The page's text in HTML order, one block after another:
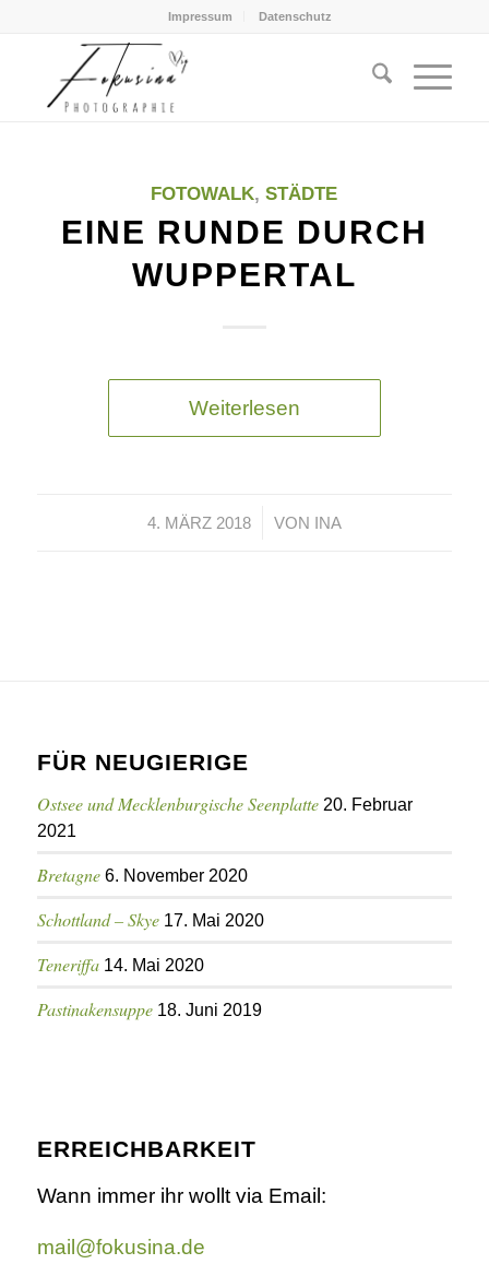
Impressum Datenschutz
FOTOWALK,STÄDTE
EINE RUNDE DURCH
WUPPERTAL
Weiterlesen
4. MÄRZ 2018
/ VON INA
FÜR NEUGIERIGE
Ostsee und Mecklenburgische Seenplatte 20. Februar
2021
Bretagne 6. November 2020
Schottland – Skye 17. Mai 2020
Teneriffa 14. Mai 2020
Pastinakensuppe 18. Juni 2019
ERREICHBARKEIT
Wann immer ihr wollt via Email:
mail@fokusina.de